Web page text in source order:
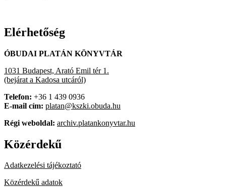
Elérhetőség
ÓBUDAI PLATÁN KÖNYVTÁR
1031 Budapest, Arató Emil tér 1.
(bejárat a Kadosa utcáról)
Telefon: +36 1 439 0936
E-mail cím: platan@kszki.obuda.hu
Régi weboldal: archiv.platankonyvtar.hu
Közérdekű
Adatkezelési tájékoztató
Közérdekű adatok